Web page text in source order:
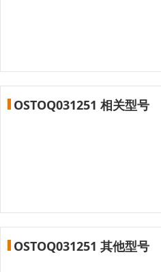
OSTOQ031251 相关型号
OSTOQ031251 其他型号